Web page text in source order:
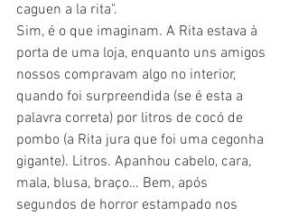
caguen a la rita".
Sim, é o que imaginam. A Rita estava à
porta de uma loja, enquanto uns amigos
nossos compravam algo no interior,
quando foi surpreendida (se é esta a
palavra correta) por litros de cocó de
pombo (a Rita jura que foi uma cegonha
gigante). Litros. Apanhou cabelo, cara,
mala, blusa, braço… Bem, após
segundos de horror estampado nos